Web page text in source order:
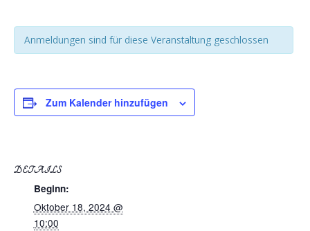
Anmeldungen sind für diese Veranstaltung geschlossen
Zum Kalender hinzufügen
DETAILS
Beginn:
Oktober 18, 2024 @
10:00